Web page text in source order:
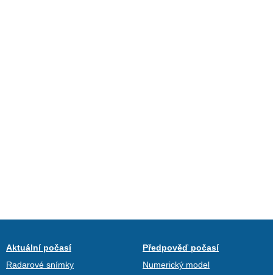
Aktuální počasí
Radarové snímky
Předpověď počasí
Numerický model